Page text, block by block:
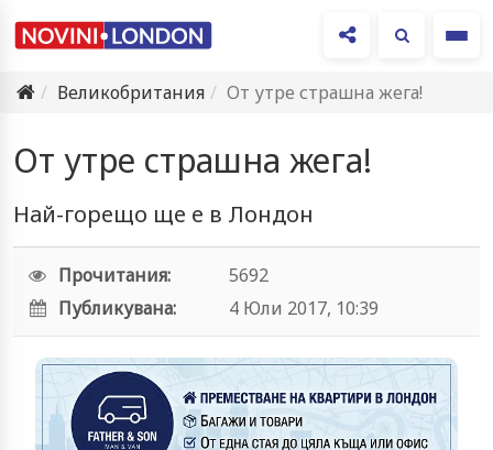
Великобритания
От утре страшна жега!
От утре страшна жега!
Най-горещо ще е в Лондон
Прочитания:
5692
Публикувана:
4 Юли 2017, 10:39